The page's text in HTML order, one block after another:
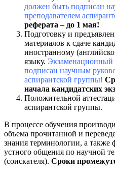
должен быть подписан
преподавателем
реферата – до 1 мая!
Подготовку и
материалов к сдаче
иностранному
языку. Экзаменационный
подписан научным
аспирантской группы!
начала кандидатских
Положительной
аспирантской группы.
В процессе обучения
объема прочитанной и
знания терминологии, а также
устного общения по научной
(соискателя). Сроки